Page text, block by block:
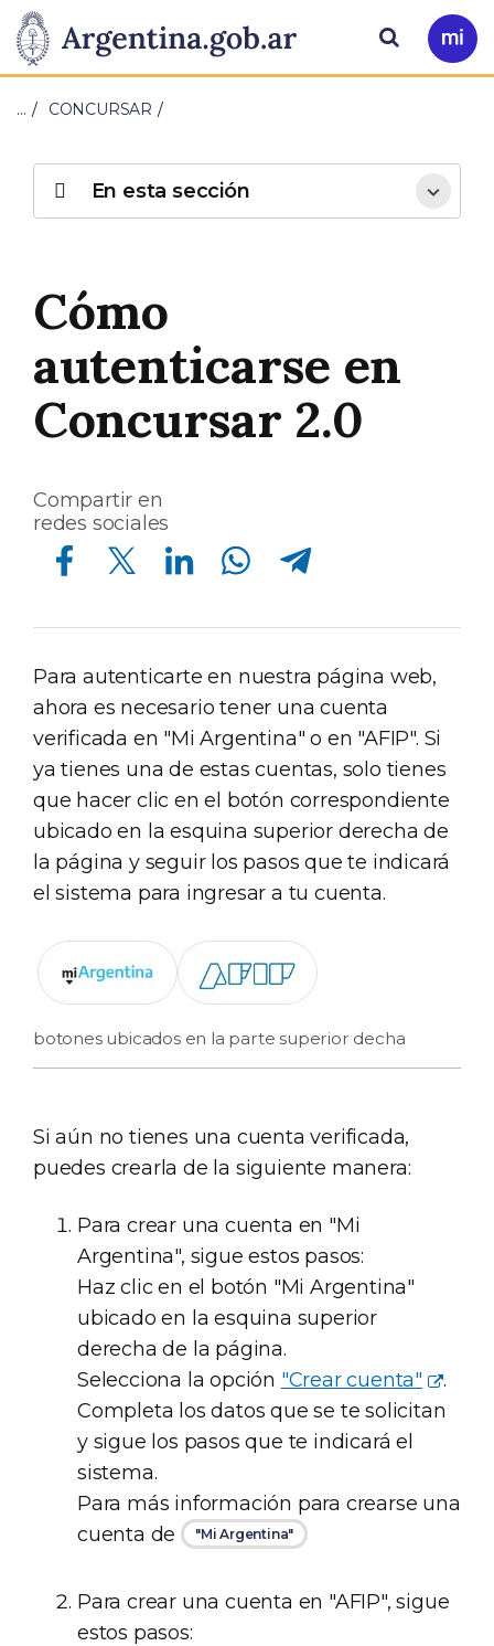
Presidencia
de
Nación
Pasar al contenido principal
Ir
a
Buscar
… CONCURSAR
Cómo
autenticarse en
Concursar 2.0
Compartir en
redes sociales
Compartir en Facebook Compartir en Twitter Compartir en Linkedin Compartir en Whatsapp Compartir en Telegram
Para autenticarte en nuestra página web,
ahora es necesario tener una cuenta
verificada en "Mi Argentina" o en "AFIP". Si
ya tienes una de estas cuentas, solo tienes
que hacer clic en el botón correspondiente
ubicado en la esquina superior derecha de
la página y seguir los pasos que te indicará
el sistema para ingresar a tu cuenta.
botones ubicados en la parte superior decha
Si aún no tienes una cuenta verificada,
puedes crearla de la siguiente manera:
Para crear una cuenta en "Mi
Argentina", sigue estos pasos:
Haz clic en el botón "Mi Argentina"
ubicado en la esquina superior
derecha de la página.
Selecciona la opción "Crear cuenta"
.
Completa los datos que se te solicitan
y sigue los pasos que te indicará el
sistema.
Para más información para crearse una
cuenta de
"Mi Argentina"
Para crear una cuenta en "AFIP", sigue
estos pasos:
En esta sección